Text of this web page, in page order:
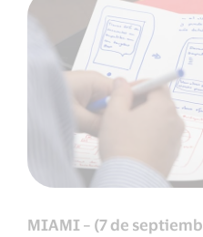
MIAMI – (7 de